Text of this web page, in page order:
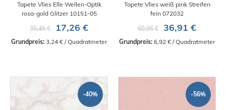
Tapete Vlies Elle Wellen-Optik
rosa-gold Glitzer 10151-05
35,45 €
17,26 €
Grundpreis: 3,24 € / Quadratmeter
Tapete Vlies weiß pink Streifen
fein 072032
60,95 €
36,91 €
Grundpreis: 6,92 € / Quadratmeter
-40% -56%